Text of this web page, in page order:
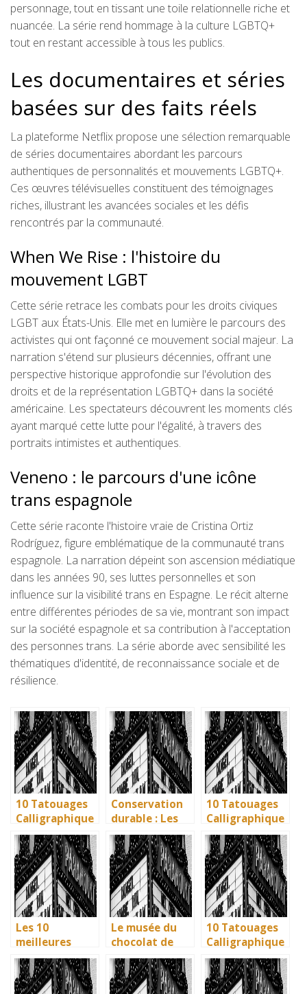
personnage, tout en tissant une toile relationnelle riche et
nuancée. La série rend hommage à la culture LGBTQ+
tout en restant accessible à tous les publics.
Les documentaires et séries
basées sur des faits réels
La plateforme Netflix propose une sélection remarquable
de séries documentaires abordant les parcours
authentiques de personnalités et mouvements LGBTQ+.
Ces œuvres télévisuelles constituent des témoignages
riches, illustrant les avancées sociales et les défis
rencontrés par la communauté.
When We Rise : l'histoire du
mouvement LGBT
Cette série retrace les combats pour les droits civiques
LGBT aux États-Unis. Elle met en lumière le parcours des
activistes qui ont façonné ce mouvement social majeur. La
narration s'étend sur plusieurs décennies, offrant une
perspective historique approfondie sur l'évolution des
droits et de la représentation LGBTQ+ dans la société
américaine. Les spectateurs découvrent les moments clés
ayant marqué cette lutte pour l'égalité, à travers des
portraits intimistes et authentiques.
Veneno : le parcours d'une icône
trans espagnole
Cette série raconte l'histoire vraie de Cristina Ortiz
Rodríguez, figure emblématique de la communauté trans
espagnole. La narration dépeint son ascension médiatique
dans les années 90, ses luttes personnelles et son
influence sur la visibilité trans en Espagne. Le récit alterne
entre différentes périodes de sa vie, montrant son impact
sur la société espagnole et sa contribution à l'acceptation
des personnes trans. La série aborde avec sensibilité les
thématiques d'identité, de reconnaissance sociale et de
résilience.
10 Tatouages
Calligraphique
s : Citations et
Phrases
Uniques pour
immortaliser
vos amitiés
Conservation
durable : Les
nouvelles
méthodes
écologiques du
British
Museum
10 Tatouages
Calligraphique
s : Citations et
Phrases
Uniques pour
immortaliser
vos amitiés
Les 10
meilleures
villes d’Italie à
visiter en 2025
: Ravenne, la
Le musée du
chocolat de
Bayonne : la
mémoire
vivante des
10 Tatouages
Calligraphique
s : Citations et
Phrases
Uniques pour